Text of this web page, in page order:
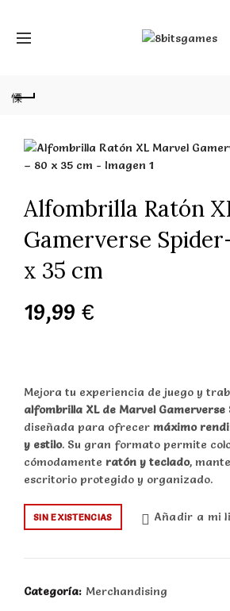
Alfombrilla Ratón
Gamerverse
x 35 cm
19,99 €
Mejora tu experiencia de juego y
alfombrilla XL de Marvel
diseñada para ofrecer máximo
y estilo. Su gran formato permite
cómodamente ratón y teclado,
escritorio protegido y organizado.
SIN EXISTENCIAS Añadir a mi
Categoría: Merchandising